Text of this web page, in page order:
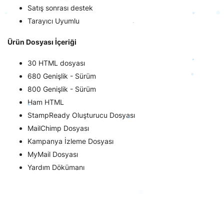
Satış sonrası destek
Tarayıcı Uyumlu
Ürün Dosyası İçeriği
30 HTML dosyası
680 Genişlik - Sürüm
800 Genişlik - Sürüm
Ham HTML
StampReady Oluşturucu Dosyası
MailChimp Dosyası
Kampanya İzleme Dosyası
MyMail Dosyası
Yardım Dökümanı